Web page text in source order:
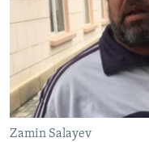
Zamin Salayev